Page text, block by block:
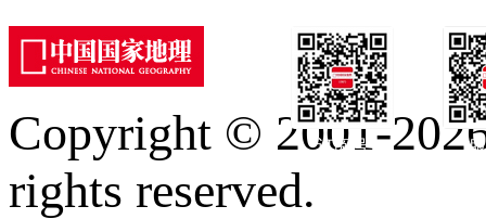
订阅号
Copyright © 2001-
rights reserved.